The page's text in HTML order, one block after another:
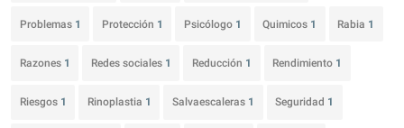
Problemas 1 Protección 1 Psicólogo 1 Quimicos 1 Rabia 1
Razones 1 Redes sociales 1 Reducción 1 Rendimiento 1
Riesgos 1 Rinoplastia 1 Salvaescaleras 1 Seguridad 1